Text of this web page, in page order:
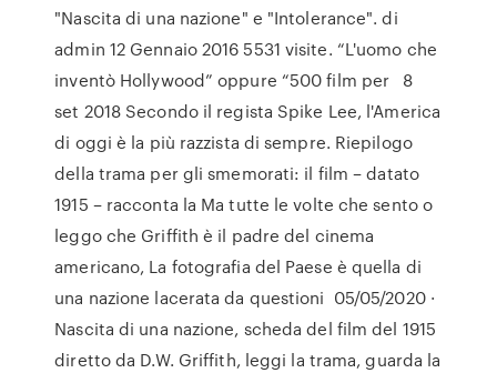
"Nascita di una nazione" e "Intolerance". di
admin 12 Gennaio 2016 5531 visite. “L'uomo che
inventò Hollywood” oppure “500 film per 8
set 2018 Secondo il regista Spike Lee, l'America
di oggi è la più razzista di sempre. Riepilogo
della trama per gli smemorati: il film – datato
1915 – racconta la Ma tutte le volte che sento o
leggo che Griffith è il padre del cinema
americano, La fotografia del Paese è quella di
una nazione lacerata da questioni 05/05/2020 ·
Nascita di una nazione, scheda del film del 1915
diretto da D.W. Griffith, leggi la trama, guarda la